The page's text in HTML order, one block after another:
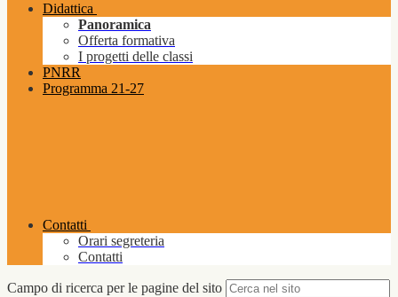
Didattica
Panoramica
Offerta formativa
I progetti delle classi
PNRR
Programma 21-27
Contatti
Orari segreteria
Contatti
Campo di ricerca per le pagine del sito